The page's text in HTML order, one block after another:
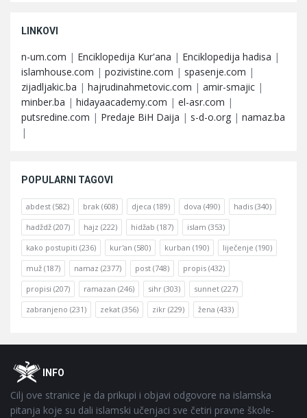
LINKOVI
n-um.com | Enciklopedija Kur'ana | Enciklopedija hadisa |
islamhouse.com | pozivistine.com | spasenje.com |
zijadljakic.ba | hajrudinahmetovic.com | amir-smajic |
minber.ba | hidayaacademy.com | el-asr.com |
putsredine.com | Predaje BiH Daija | s-d-o.org | namaz.ba
|
POPULARNI TAGOVI
abdest (582) brak (608) djeca (189) dova (490) hadis (340)
hadždž (207) hajz (222) hidžab (187) islam (353)
kako postupiti (236) kur'an (580) kurban (190) liječenje (190)
muž (187) namaz (2377) post (748) propis (432)
propisi (207) ramazan (246) sihr (303) sunnet (227)
zabranjeno (231) zekat (356) zikr (229) žena (433)
FooterOINFO
Cilj ove stranice je da prikupi i objavi odgovore na islamska
pitanja koje su dali islamski učenjaci sve četiri pravne škole-